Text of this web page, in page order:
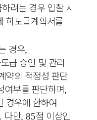
려는 경우 입찰 시
하도급계획서를
경우,
급 승인 및 관리
약의 적정성 판단
여부를 판단하며,
경우에 한하여
. 다만, 85점 이상인